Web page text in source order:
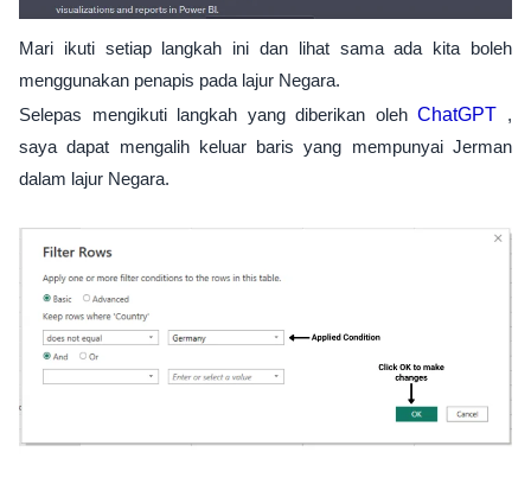
Mari ikuti setiap langkah ini dan lihat sama ada kita boleh
menggunakan penapis pada lajur Negara.
Selepas mengikuti langkah yang diberikan olehChatGPT ,
saya dapat mengalih keluar baris yang mempunyai Jerman
dalam lajur Negara.